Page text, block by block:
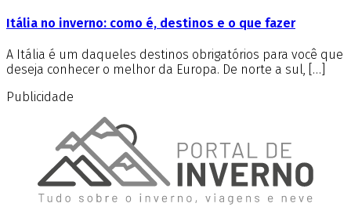
Itália no inverno: como é, destinos e o que fazer
A Itália é um daqueles destinos obrigatórios para você que
deseja conhecer o melhor da Europa. De norte a sul, […]
Publicidade